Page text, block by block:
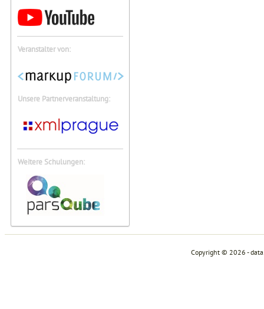
Veranstalter von:
Unsere Partnerveranstaltung:
Weitere Schulungen:
Copyright © 2026 -